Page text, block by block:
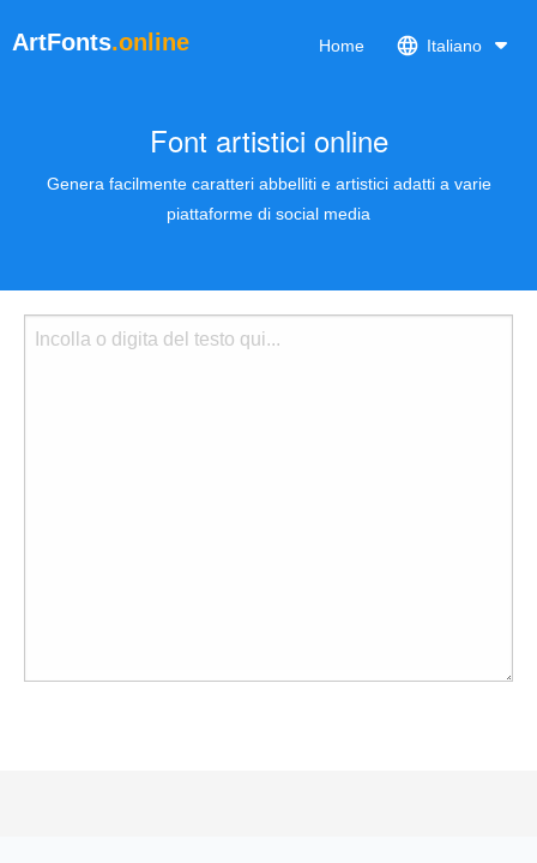
ArtFonts.online Home Italiano
Font artistici online
Genera facilmente caratteri abbelliti e artistici adatti a varie
piattaforme di social media